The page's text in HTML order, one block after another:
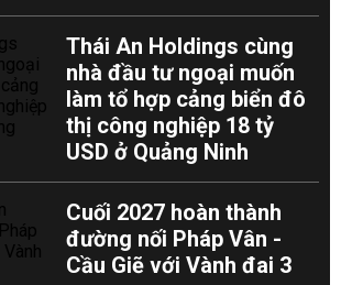
Thái An Holdings cùng
nhà đầu tư ngoại muốn
làm tổ hợp cảng biển đô
thị công nghiệp 18 tỷ
USD ở Quảng Ninh
Cuối 2027 hoàn thành
đường nối Pháp Vân -
Cầu Giẽ với Vành đai 3